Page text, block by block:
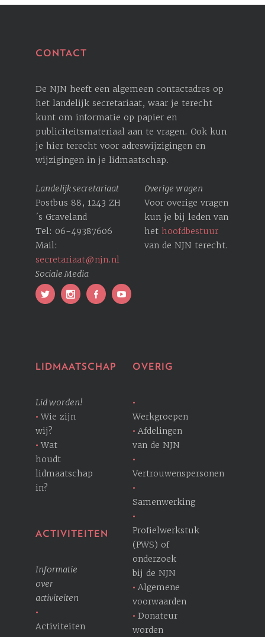
CONTACT
De NJN heeft een algemeen contactadres op
het landelijk secretariaat, waar je terecht
kunt om informatie op papier en
publiciteitsmateriaal aan te vragen. Ook kun
je hier terecht voor ­adreswijzigingen en
wijzigingen in je lidmaatschap.
Landelijk secretariaat
Postbus 88, 1243 ZH
´s Graveland
Tel: 06-49387606
Mail:
secretariaat@njn.nl
Overige vragen
Voor overige vragen
kun je bij leden van
het hoofdbestuur
van de NJN terecht.
Sociale Media
LIDMAATSCHAP
Lid worden!
Wie zijn
wij?
Wat
houdt
lidmaatschap
in?
ACTIVITEITEN
Informatie
over
activiteiten
Activiteiten
OVERIG
Werkgroepen
Afdelingen
van de NJN
Vertrouwenspersonen
Samenwerking
Profielwerkstuk
(PWS) of
onderzoek
bij de NJN
Algemene
voorwaarden
Donateur
worden